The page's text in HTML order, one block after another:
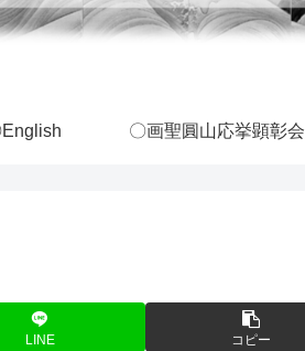
〇画聖圓山応挙顕彰会
LINE コピー